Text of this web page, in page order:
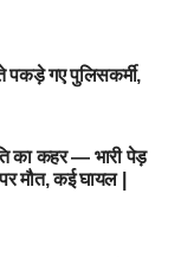
पकड़े गए पुलिसकर्मी,
का कहर — भारी पेड़
मौत, कई घायल |